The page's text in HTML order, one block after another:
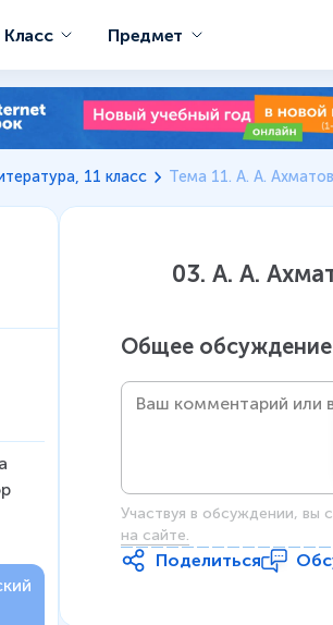
Класс Предмет
11 класс Тема 11. А. А.
03. А. А.
Общее обсуждение
Участвуя в обсуждении, вы
на сайте.
Поделиться